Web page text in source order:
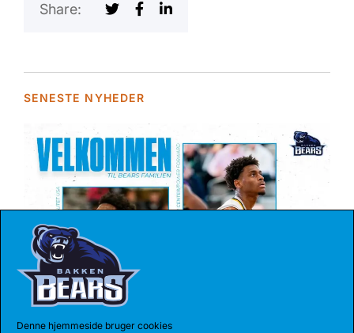
Denne hjemmeside bruger cookies
Share:
SENESTE NYHEDER